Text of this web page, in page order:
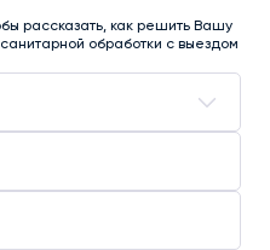
рассказать, как решить Вашу
обработки с выездом